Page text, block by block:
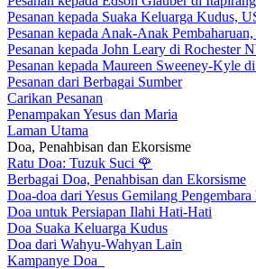
Pesanan kepada Suaka Keluarga Kudus,
Pesanan kepada Anak-Anak
Pesanan kepada John Leary di Rochester
Pesanan kepada Maureen Sweeney-Kyle
Pesanan dari Berbagai Sumber
Carikan Pesanan
Penampakan Yesus dan Maria
Laman Utama
Doa, Penahbisan dan Ekorsisme
Ratu Doa: Tuzuk Suci 🌹
Berbagai Doa, Penahbisan dan Ekorsisme
Doa-doa dari Yesus Gemilang Pengembara
Doa untuk Persiapan Ilahi Hati-Hati
Doa Suaka Keluarga Kudus
Doa dari Wahyu-Wahyan Lain
Kampanye Doa